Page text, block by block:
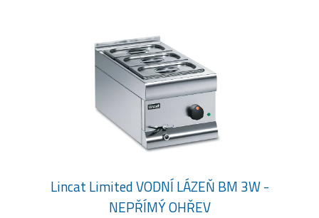
Lincat Limited VODNÍ LÁZEŇ BM 3W -
NEPŘÍMÝ OHŘEV